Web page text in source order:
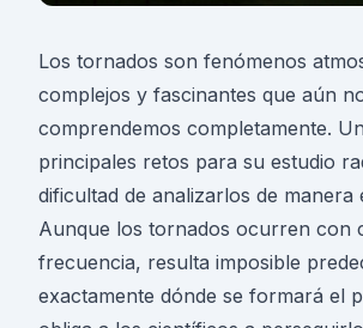
Los tornados son fenómenos
complejos y fascinantes que aún
comprendemos completamente.
principales retos para su estudio
dificultad de analizarlos de manera
Aunque los tornados ocurren con
frecuencia, resulta imposible
exactamente dónde se formará el